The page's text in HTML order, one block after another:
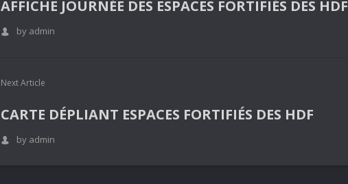
AFFICHE JOURNÉE DES ESPACES FORTIFIÉS DES HDF
by admin
Next Article
CARTE DÉPLIANT ESPACES FORTIFIÉS DES HDF
by admin